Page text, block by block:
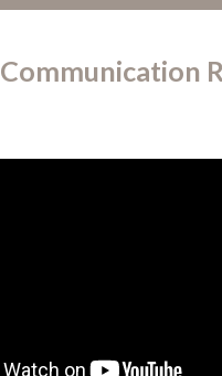
Communication